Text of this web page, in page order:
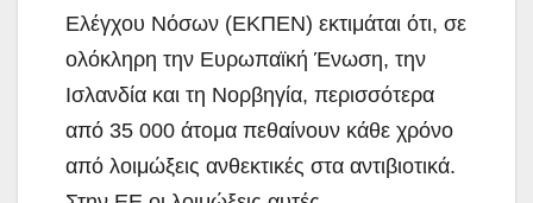
Ελέγχου Νόσων (ΕΚΠΕΝ) εκτιμάται ότι, σε
ολόκληρη την Ευρωπαϊκή Ένωση, την
Ισλανδία και τη Νορβηγία, περισσότερα
από 35 000 άτομα πεθαίνουν κάθε χρόνο
από λοιμώξεις ανθεκτικές στα αντιβιοτικά.